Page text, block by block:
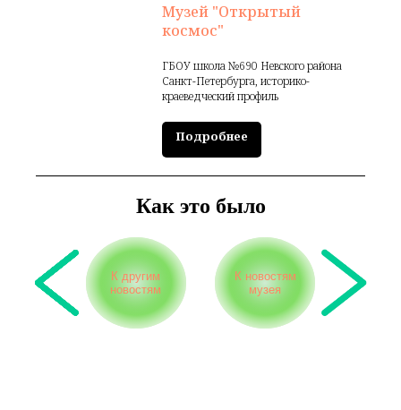
Музей "Открытый
космос"
ГБОУ школа №690 Невского района
Санкт-Петербурга, историко-
краеведческий профиль
Подробнее
Как это было
К другим
новостям
К новостям
музея